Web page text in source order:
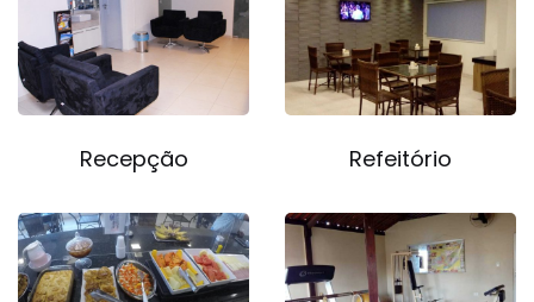
Recepção Refeitório